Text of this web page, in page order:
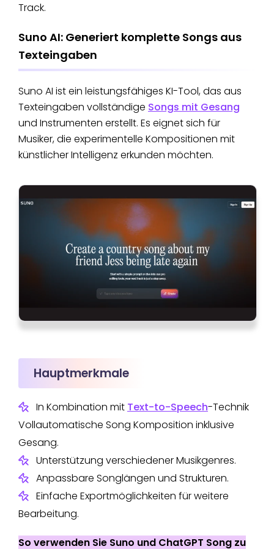
Track.
Suno AI: Generiert komplette Songs aus
Texteingaben
Suno AI ist ein leistungsfähiges KI-Tool, das aus
Texteingaben vollständige Songs mit Gesang
und Instrumenten erstellt. Es eignet sich für
Musiker, die experimentelle Kompositionen mit
künstlicher Intelligenz erkunden möchten.
Hauptmerkmale
In Kombination mit Text-to-Speech-Technik
Vollautomatische Song Komposition inklusive
Gesang.
Unterstützung verschiedener Musikgenres.
Anpassbare Songlängen und Strukturen.
Einfache Exportmöglichkeiten für weitere
Bearbeitung.
So verwenden Sie Suno und ChatGPT Song zu